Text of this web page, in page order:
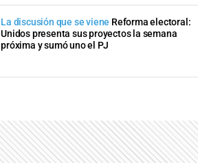
La discusión que se viene Reforma electoral:
Unidos presenta sus proyectos la semana
próxima y sumó uno el PJ